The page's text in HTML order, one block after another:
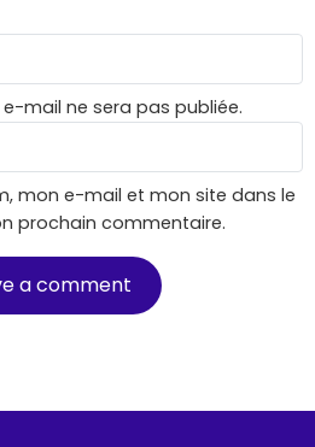
mail ne sera pas publiée.
mon e-mail et mon site dans le
prochain commentaire.